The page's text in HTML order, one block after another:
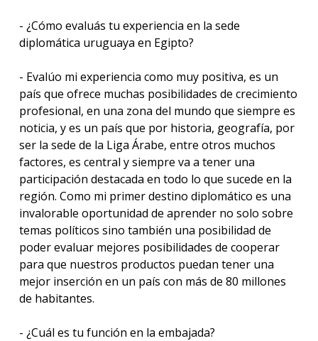
- ¿Cómo evaluás tu experiencia en la sede
diplomática uruguaya en Egipto?
- Evalúo mi experiencia como muy positiva, es un
país que ofrece muchas posibilidades de crecimiento
profesional, en una zona del mundo que siempre es
noticia, y es un país que por historia, geografía, por
ser la sede de la Liga Árabe, entre otros muchos
factores, es central y siempre va a tener una
participación destacada en todo lo que sucede en la
región. Como mi primer destino diplomático es una
invalorable oportunidad de aprender no solo sobre
temas políticos sino también una posibilidad de
poder evaluar mejores posibilidades de cooperar
para que nuestros productos puedan tener una
mejor inserción en un país con más de 80 millones
de habitantes.
- ¿Cuál es tu función en la embajada?